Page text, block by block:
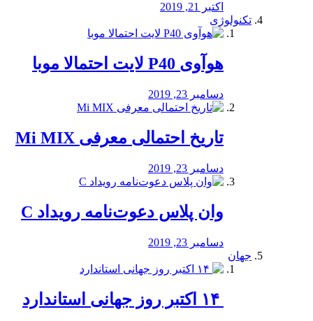
اکتبر 21, 2019
تکنولوژی
هوآوی P40 لایت احتمالا موبا
دسامبر 23, 2019
تاریخ احتمالی معرفی Mi MIX
دسامبر 23, 2019
وان پلاس دعوت‌نامه رویداد C
دسامبر 23, 2019
جهان